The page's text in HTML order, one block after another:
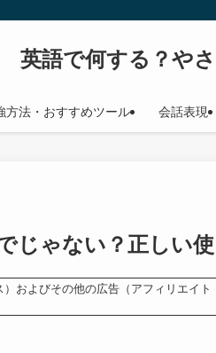
英語で何する？や
方法・おすすめツール 会話表現
じゃない？正しい
およびその他の広告（アフィリエイ